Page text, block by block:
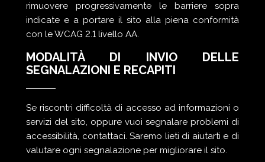
rimuovere progressivamente le barriere sopra
indicate e a portare il sito alla piena conformità
con le WCAG 2.1 livello AA.
MODALITÀ DI INVIO DELLE
SEGNALAZIONI E RECAPITI
Se riscontri difficoltà di accesso ad informazioni o
servizi del sito, oppure vuoi segnalare problemi di
accessibilità, contattaci. Saremo lieti di aiutarti e di
valutare ogni segnalazione per migliorare il sito.